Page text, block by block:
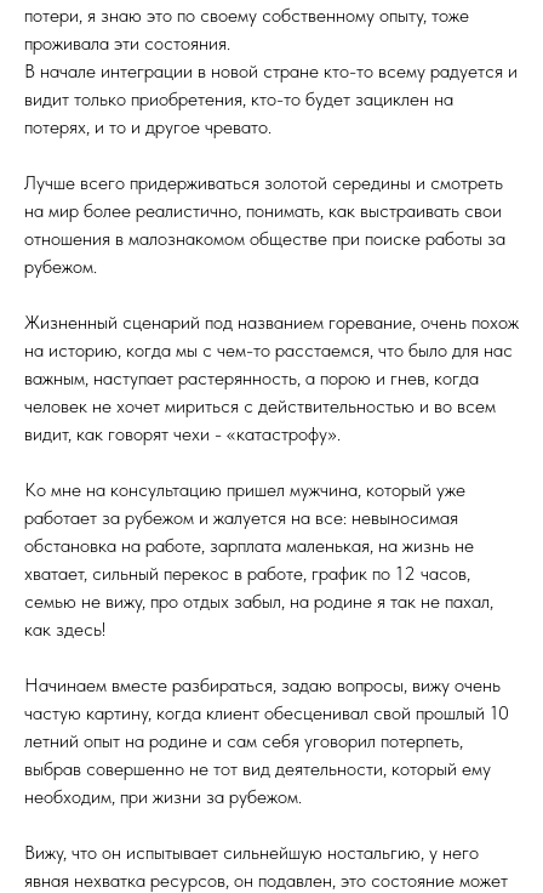
потери, я знаю это по своему собственному опыту, тоже
проживала эти состояния.
В начале интеграции в новой стране кто-то всему радуется и
видит только приобретения, кто-то будет зациклен на
потерях, и то и другое чревато.
Лучше всего придерживаться золотой середины и смотреть
на мир более реалистично, понимать, как выстраивать свои
отношения в малознакомом обществе при поиске работы за
рубежом.
Жизненный сценарий под названием горевание, очень похож
на историю, когда мы с чем-то расстаемся, что было для нас
важным, наступает растерянность, а порою и гнев, когда
человек не хочет мириться с действительностью и во всем
видит, как говорят чехи - «катастрофу».
Ко мне на консультацию пришел мужчина, который уже
работает за рубежом и жалуется на все: невыносимая
обстановка на работе, зарплата маленькая, на жизнь не
хватает, сильный перекос в работе, график по 12 часов,
семью не вижу, про отдых забыл, на родине я так не пахал,
как здесь!
Начинаем вместе разбираться, задаю вопросы, вижу очень
частую картину, когда клиент обесценивал свой прошлый 10
летний опыт на родине и сам себя уговорил потерпеть,
выбрав совершенно не тот вид деятельности, который ему
необходим, при жизни за рубежом.
Вижу, что он испытывает сильнейшую ностальгию, у него
явная нехватка ресурсов, он подавлен, это состояние может